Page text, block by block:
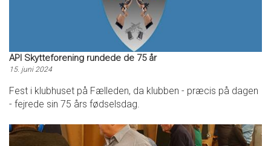
API Skytteforening rundede de 75 år
15. juni 2024
Fest i klubhuset på Fælleden, da klubben - præcis på dagen
- fejrede sin 75 års fødselsdag.